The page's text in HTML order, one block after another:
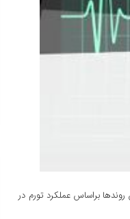
براساس عملکرد تورم در